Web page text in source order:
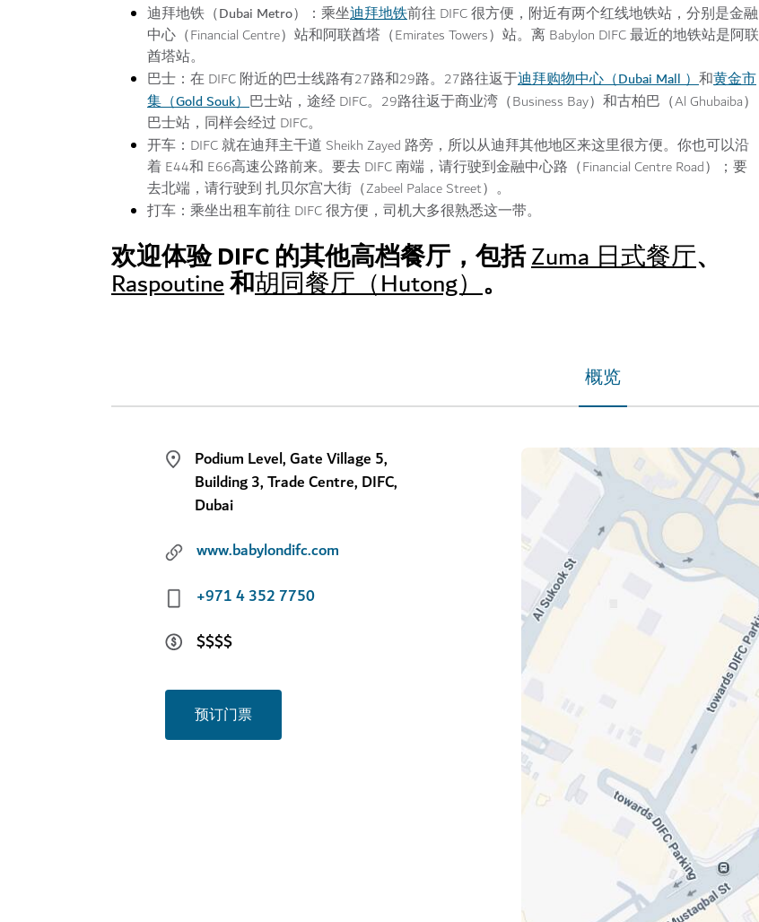
迪拜地铁（Dubai Metro）： 乘坐迪拜地铁前往 DIFC 很方便，附近有两个红线地铁站，分别是金融
中心（Financial Centre）站和阿联酋塔（Emirates Towers）站。离 Babylon DIFC 最近的地铁站是阿联
酋塔站。
巴士： 在 DIFC 附近的巴士线路有27路和29路。27路往返于迪拜购物中心（Dubai Mall ）和黄金市
集（Gold Souk）巴士站，途经 DIFC。29路往返于商业湾（Business Bay）和古柏巴（Al Ghubaiba）
巴士站，同样会经过 DIFC。
开车： DIFC 就在迪拜主干道 Sheikh Zayed 路旁，所以从迪拜其他地区来这里很方便。你也可以沿
着 E44和 E66高速公路前来。要去 DIFC 南端，请行驶到金融中心路（Financial Centre Road）；要
去北端，请行驶到 扎贝尔宫大街（Zabeel Palace Street）。
打车： 乘坐出租车前往 DIFC 很方便，司机大多很熟悉这一带。
欢迎体验 DIFC 的其他高档餐厅，包括Zuma 日式餐厅、
Raspoutine和胡同餐厅（Hutong）。
概览
Podium Level, Gate Village 5,
Building 3, Trade Centre, DIFC,
Dubai
www.babylondifc.com
+971 4 352 7750
$$$$
预订门票